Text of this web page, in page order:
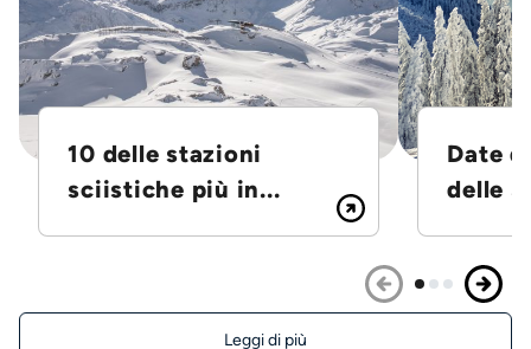
10 delle stazioni
sciistiche più in...
Date
delle
Leggi di più